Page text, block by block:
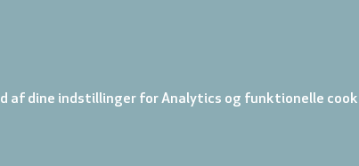
af dine indstillinger for Analytics og funktionelle